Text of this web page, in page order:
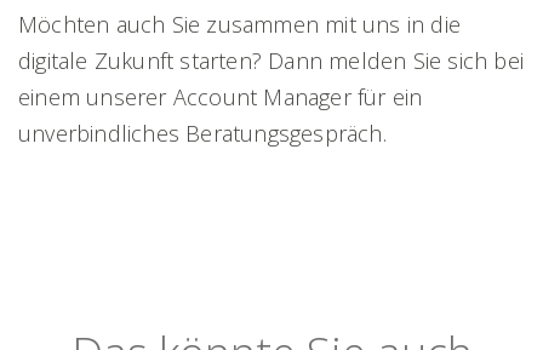
Möchten auch Sie zusammen mit uns in die
digitale Zukunft starten? Dann melden Sie sich bei
einem unserer Account Manager für ein
unverbindliches Beratungsgespräch.